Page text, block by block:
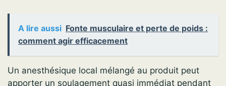
A lire aussi Fonte musculaire et perte de poids :
comment agir efficacement
Un anesthésique local mélangé au produit peut
apporter un soulagement quasi immédiat pendant